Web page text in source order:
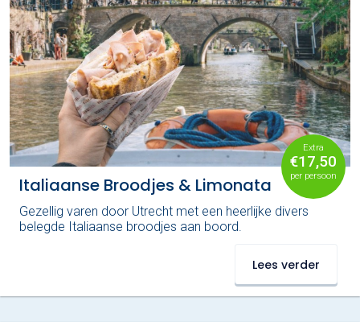
Extra
€17,50
per persoon
Italiaanse Broodjes & Limonata
Gezellig varen door Utrecht met een heerlijke divers
belegde Italiaanse broodjes aan boord.
Lees verder